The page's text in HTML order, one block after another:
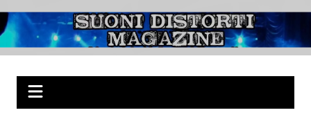
al
contenuto
Suoni Distorti
Magazine
Musica Rock, Metal, Punk e varie sonorità alternative